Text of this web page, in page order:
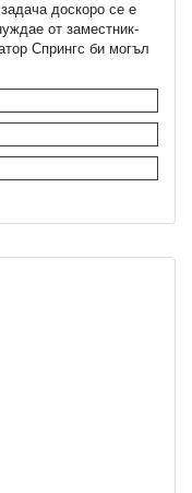
доскоро се е
от заместник-
Спрингс би могъл